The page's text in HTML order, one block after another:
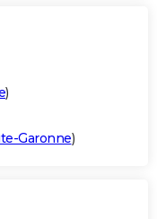
)
Garonne)